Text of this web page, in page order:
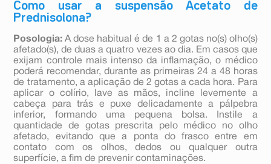
Como usar a suspensão Acetato de
Prednisolona?
Posologia: A dose habitual é de 1 a 2 gotas no(s) olho(s)
afetado(s), de duas a quatro vezes ao dia. Em casos que
exijam controle mais intenso da inflamação, o médico
poderá recomendar, durante as primeiras 24 a 48 horas
de tratamento, a aplicação de 2 gotas a cada hora. Para
aplicar o colírio, lave as mãos, incline levemente a
cabeça para trás e puxe delicadamente a pálpebra
inferior, formando uma pequena bolsa. Instile a
quantidade de gotas prescrita pelo médico no olho
afetado, evitando que a ponta do frasco entre em
contato com os olhos, dedos ou qualquer outra
superfície, a fim de prevenir contaminações.